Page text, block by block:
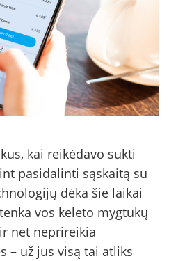
kai reikėdavo sukti
pasidalinti sąskaitą su
dėka šie laikai
vos keleto mygtukų
net neprireikia
– už jus visą tai atliks